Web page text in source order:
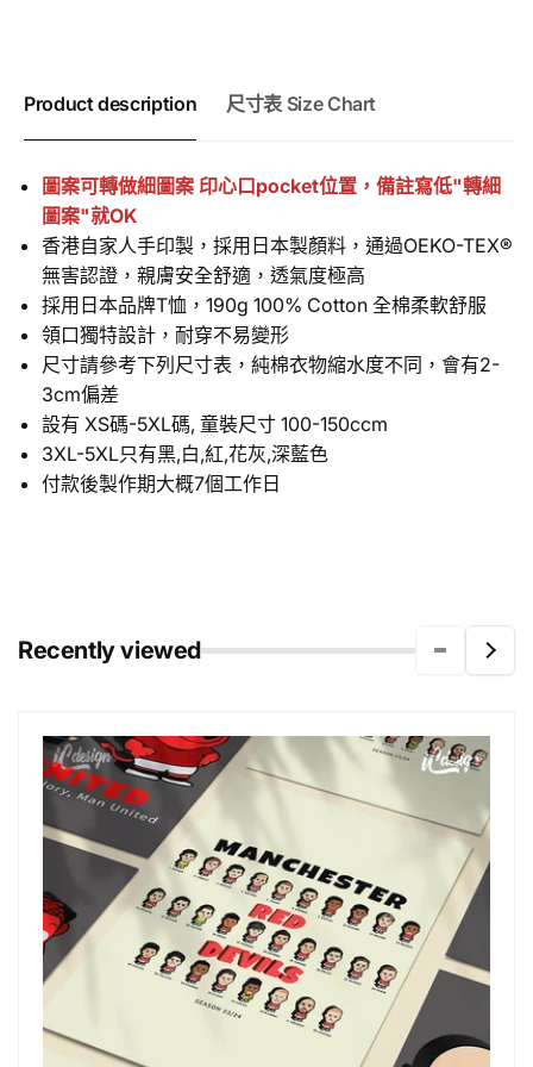
Product description 尺寸表 Size Chart
圖案可轉做細圖案 印心口pocket位置，備註寫低"轉細
圖案"就OK
香港自家人手印製，採用日本製顏料，通過OEKO-TEX®
無害認證，親膚安全舒適，透氣度極高
採用日本品牌T恤，190g 100% Cotton 全棉柔軟舒服
領口獨特設計，耐穿不易變形
尺寸請參考下列尺寸表，純棉衣物縮水度不同，會有2-
3cm偏差
設有 XS碼-5XL碼, 童裝尺寸 100-150ccm
3XL-5XL只有黑,白,紅,花灰,深藍色
付款後製作期大概7個工作日
Recently viewed